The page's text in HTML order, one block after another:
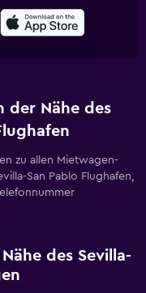
der Nähe des
zu allen Mietwagen-
San Pablo Flughafen,
des Sevilla-